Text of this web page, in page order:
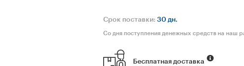
Срок поставки:30 дн.
Со дня поступления денежных средств на наш
Бесплатная доставка